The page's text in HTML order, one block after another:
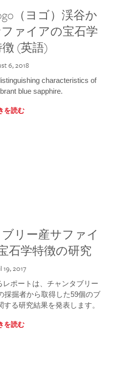
（ヨゴ）渓谷か
ァイアの宝石学
(英語)
6, 2018
characteristics of
blue sapphire.
を読む
リー産サファイ
石学特徴の研究
19, 2017
ポートは、チャンタブリー
採掘者から取得した59個のブ
る研究結果を発表します。
を読む